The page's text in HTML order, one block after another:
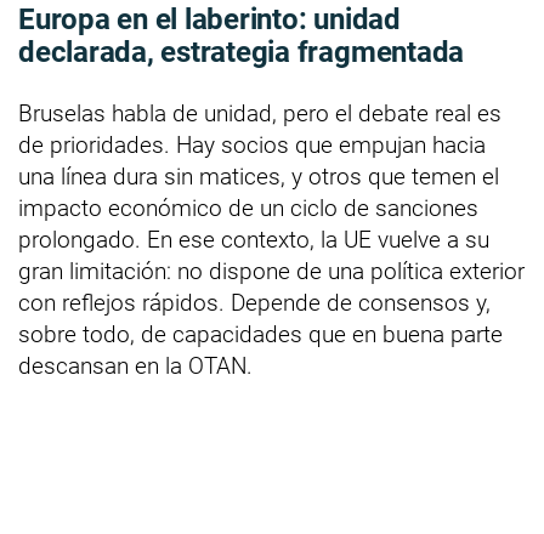
Europa en el laberinto: unidad
declarada, estrategia fragmentada
Bruselas habla de unidad, pero el debate real es
de prioridades. Hay socios que empujan hacia
una línea dura sin matices, y otros que temen el
impacto económico de un ciclo de sanciones
prolongado. En ese contexto, la UE vuelve a su
gran limitación: no dispone de una política exterior
con reflejos rápidos. Depende de consensos y,
sobre todo, de capacidades que en buena parte
descansan en la OTAN.